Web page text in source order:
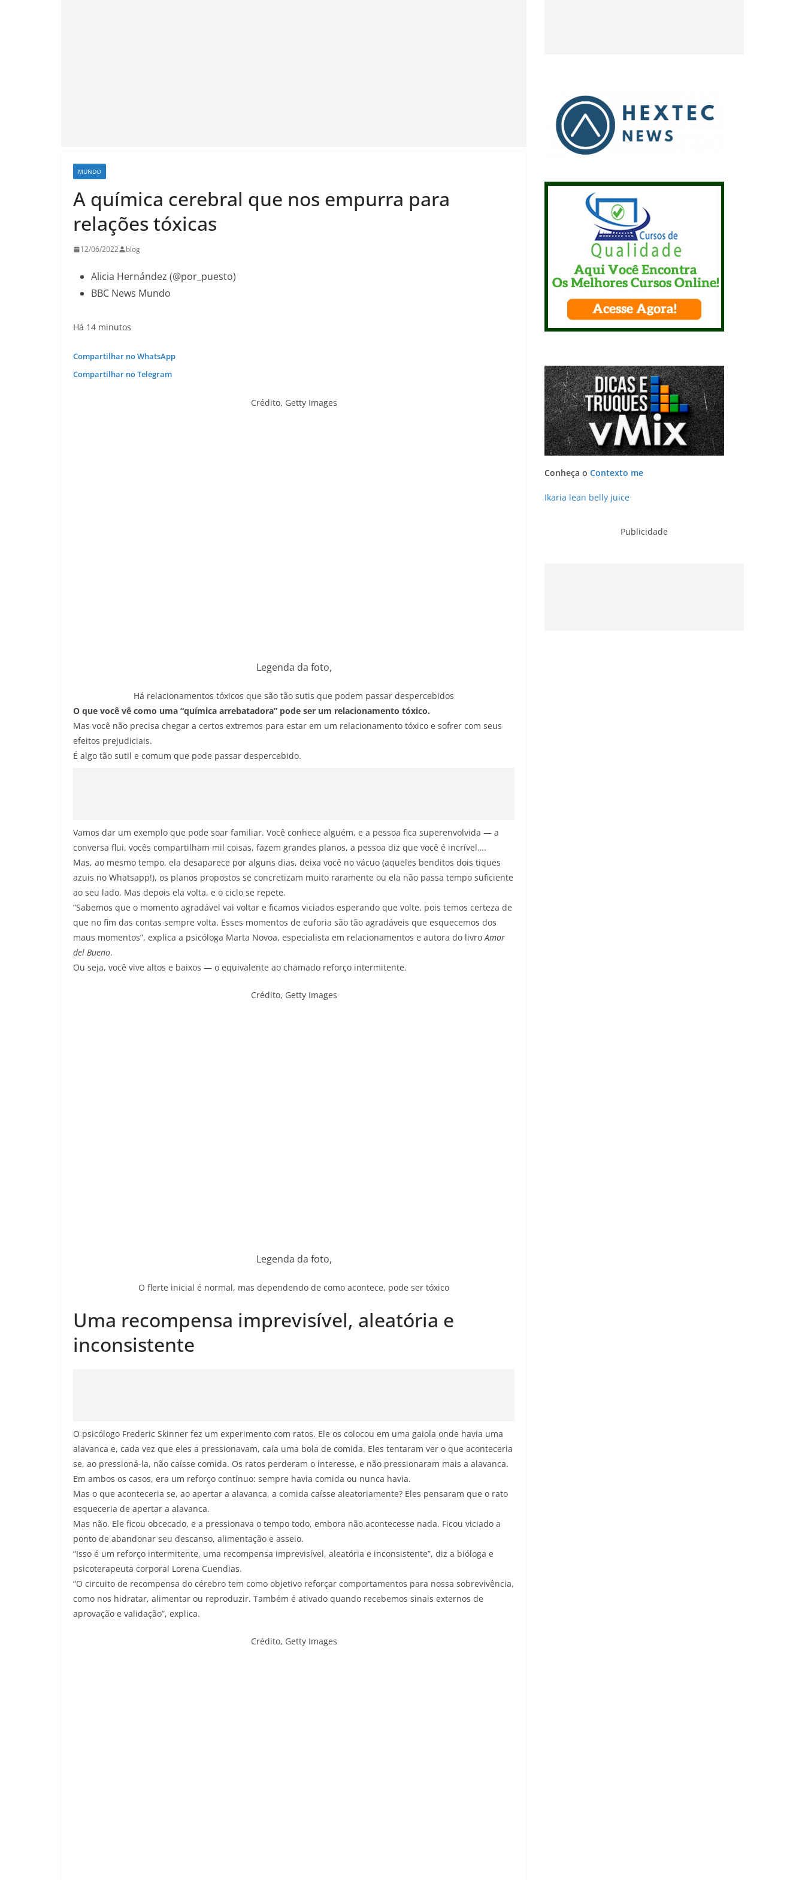
MUNDO
A química cerebral que nos empurra para
relações tóxicas
12/06/2022 blog
Alicia Hernández (@por_puesto)
BBC News Mundo
Há 14 minutos
Compartilhar no WhatsApp
Compartilhar no Telegram
Crédito, Getty Images
Legenda da foto,
Há relacionamentos tóxicos que são tão sutis que podem passar despercebidos
O que você vê como uma “química arrebatadora” pode ser um relacionamento tóxico.
Mas você não precisa chegar a certos extremos para estar em um relacionamento tóxico e sofrer com seus
efeitos prejudiciais.
É algo tão sutil e comum que pode passar despercebido.
Vamos dar um exemplo que pode soar familiar. Você conhece alguém, e a pessoa fica superenvolvida — a
conversa flui, vocês compartilham mil coisas, fazem grandes planos, a pessoa diz que você é incrível….
Mas, ao mesmo tempo, ela desaparece por alguns dias, deixa você no vácuo (aqueles benditos dois tiques
azuis no Whatsapp!), os planos propostos se concretizam muito raramente ou ela não passa tempo suficiente
ao seu lado. Mas depois ela volta, e o ciclo se repete.
“Sabemos que o momento agradável vai voltar e ficamos viciados esperando que volte, pois temos certeza de
que no fim das contas sempre volta. Esses momentos de euforia são tão agradáveis ​​que esquecemos dos
maus momentos”, explica a psicóloga Marta Novoa, especialista em relacionamentos e autora do livro Amor
del Bueno.
Ou seja, você vive altos e baixos — o equivalente ao chamado reforço intermitente.
Crédito, Getty Images
Legenda da foto,
O flerte inicial é normal, mas dependendo de como acontece, pode ser tóxico
Uma recompensa imprevisível, aleatória e
inconsistente
O psicólogo Frederic Skinner fez um experimento com ratos. Ele os colocou em uma gaiola onde havia uma
alavanca e, cada vez que eles a pressionavam, caía uma bola de comida. Eles tentaram ver o que aconteceria
se, ao pressioná-la, não caísse comida. Os ratos perderam o interesse, e não pressionaram mais a alavanca.
Em ambos os casos, era um reforço contínuo: sempre havia comida ou nunca havia.
Mas o que aconteceria se, ao apertar a alavanca, a comida caísse aleatoriamente? Eles pensaram que o rato
esqueceria de apertar a alavanca.
Mas não. Ele ficou obcecado, e a pressionava o tempo todo, embora não acontecesse nada. Ficou viciado a
ponto de abandonar seu descanso, alimentação e asseio.
“Isso é um reforço intermitente, uma recompensa imprevisível, aleatória e inconsistente”, diz a bióloga e
psicoterapeuta corporal Lorena Cuendias.
“O circuito de recompensa do cérebro tem como objetivo reforçar comportamentos para nossa sobrevivência,
como nos hidratar, alimentar ou reproduzir. Também é ativado quando recebemos sinais externos de
aprovação e validação”, explica.
Crédito, Getty Images
Conheça o Contexto me
Ikaria lean belly juice
Publicidade